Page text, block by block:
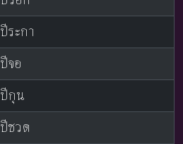
ปีระกา
ปีจอ
ปีกุน
ปีชวด